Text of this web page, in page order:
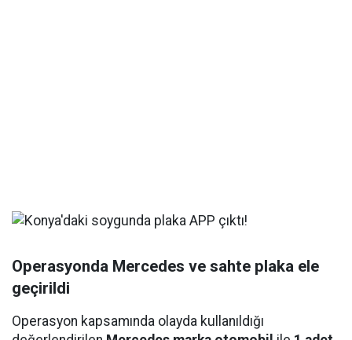
Operasyonda Mercedes ve sahte plaka ele
geçirildi
Operasyon kapsamında olayda kullanıldığı